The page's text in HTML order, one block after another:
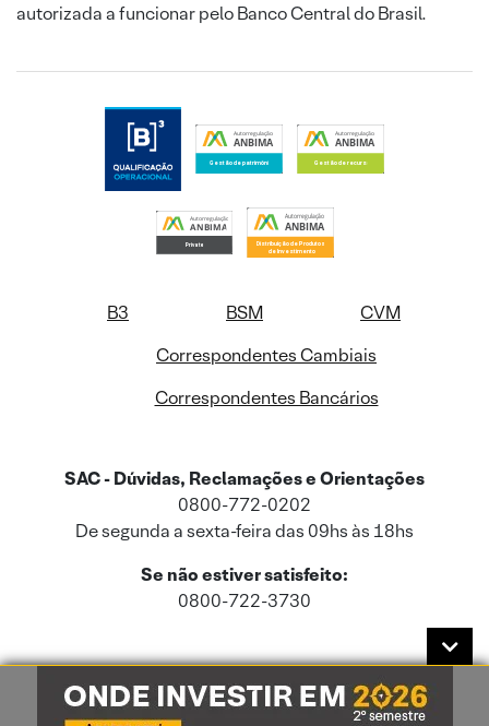
autorizada a funcionar pelo Banco Central do Brasil.
B3 BSM
CVM
Correspondentes Cambiais
Correspondentes Bancários
SAC - Dúvidas, Reclamações e Orientações
0800-772-0202
De segunda a sexta-feira das 09hs às 18hs
Se não estiver satisfeito:
0800-722-3730
Este site usa cookies e dados pessoais de acordo com a nossaPolítica de
Cookies
e a nossaPolítica de Privacidade.